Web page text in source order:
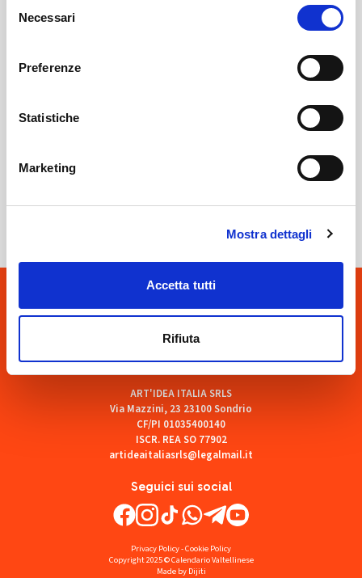
delNecessari
Preferenze
Statistiche
Marketing
Mostra dettagli
Accetta tutti
Rifiuta
Ponte In Valtellina Obituaries
Seguici sui social
ART'IDEA ITALIA SRLS
Via Mazzini, 23 23100 Sondrio
CF/PI 01035400140
ISCR. REA SO 77902
artideaitaliasrls@legalmail.it
Privacy Policy-Cookie Policy
Copyright 2025 © Calendario Valtellinese
Made by Dijiti